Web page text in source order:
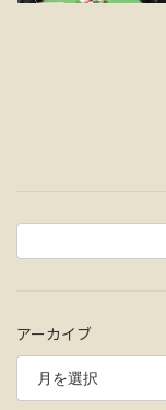
アーカイブ